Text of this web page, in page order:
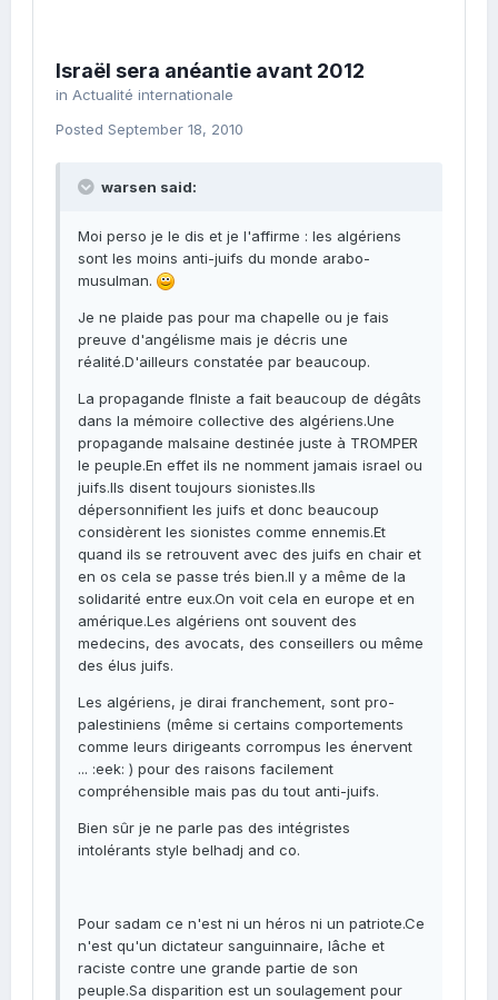
Israël sera anéantie avant 2012
in Actualité internationale
Posted September 18, 2010
warsen said:
Moi perso je le dis et je l'affirme : les algériens
sont les moins anti-juifs du monde arabo-
musulman.
Je ne plaide pas pour ma chapelle ou je fais
preuve d'angélisme mais je décris une
réalité.D'ailleurs constatée par beaucoup.
La propagande flniste a fait beaucoup de dégâts
dans la mémoire collective des algériens.Une
propagande malsaine destinée juste à TROMPER
le peuple.En effet ils ne nomment jamais israel ou
juifs.Ils disent toujours sionistes.Ils
dépersonnifient les juifs et donc beaucoup
considèrent les sionistes comme ennemis.Et
quand ils se retrouvent avec des juifs en chair et
en os cela se passe trés bien.Il y a même de la
solidarité entre eux.On voit cela en europe et en
amérique.Les algériens ont souvent des
medecins, des avocats, des conseillers ou même
des élus juifs.
Les algériens, je dirai franchement, sont pro-
palestiniens (même si certains comportements
comme leurs dirigeants corrompus les énervent
... :eek: ) pour des raisons facilement
compréhensible mais pas du tout anti-juifs.
Bien sûr je ne parle pas des intégristes
intolérants style belhadj and co.
Pour sadam ce n'est ni un héros ni un patriote.Ce
n'est qu'un dictateur sanguinnaire, lâche et
raciste contre une grande partie de son
peuple.Sa disparition est un soulagement pour